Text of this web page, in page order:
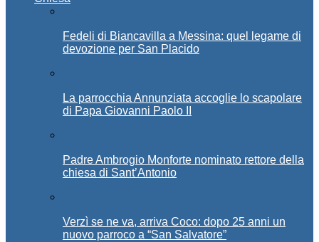
Fedeli di Biancavilla a Messina: quel legame di
devozione per San Placido
La parrocchia Annunziata accoglie lo scapolare
di Papa Giovanni Paolo II
Padre Ambrogio Monforte nominato rettore della
chiesa di Sant’Antonio
Verzì se ne va, arriva Coco: dopo 25 anni un
nuovo parroco a “San Salvatore”